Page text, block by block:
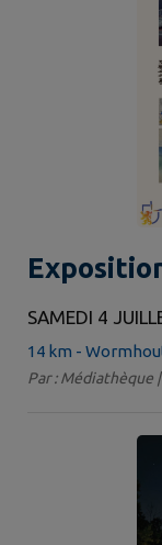
SAMEDI 4
14 km -
Par : Médiathèque